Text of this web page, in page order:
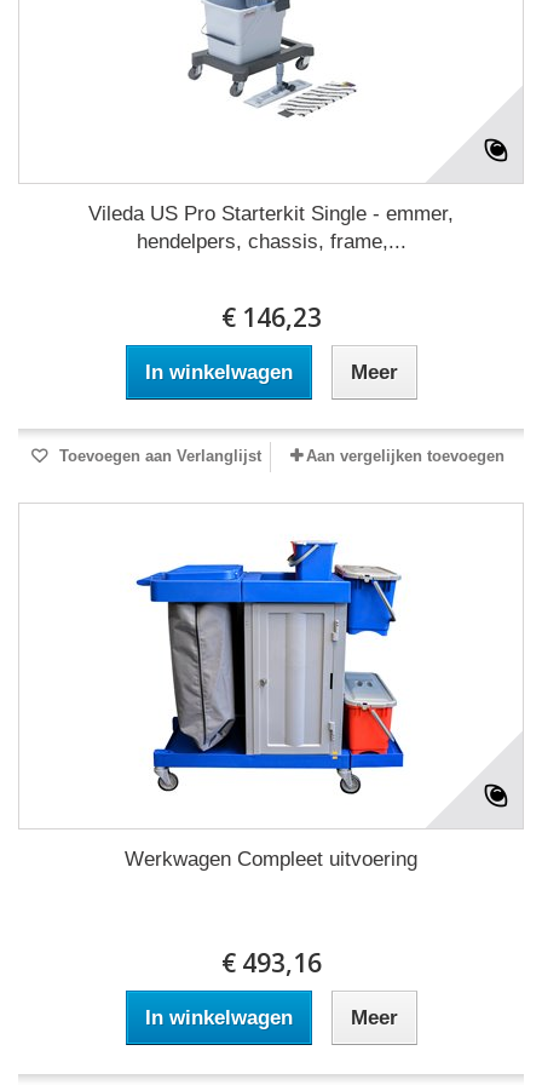
Vileda US Pro Starterkit Single - emmer,
hendelpers, chassis, frame,...
€ 146,23
In winkelwagen Meer
Toevoegen aan Verlanglijst Aan vergelijken toevoegen
Werkwagen Compleet uitvoering
€ 493,16
In winkelwagen Meer